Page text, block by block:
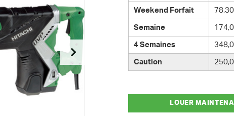
Weekend Forfait
Semaine
4 Semaines
Caution
LOUER